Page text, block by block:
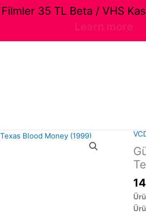
14
35 TL Beta / VHS
Learn more